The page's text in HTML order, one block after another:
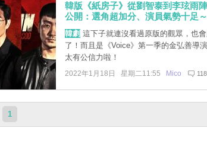
韓版《紙房子》從劉智泰到李玹雨
公開：選角超加分、演員氣勢十足～
韓劇 這下子就連沒看過原版的觀眾，也會
了！而且是《Voice》第一季的金弘善導
太有公信力啦！
2022年1月18日 星期二11:55 Mico 118
1